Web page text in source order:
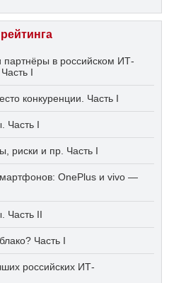
партнёры в российском ИТ-
I
конкуренции. Часть I
Часть I
риски и пр. Часть I
OnePlus и vivo —
Часть II
Часть I
российских ИТ-